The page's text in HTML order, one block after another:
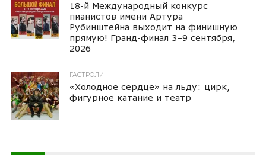
18-й Международный конкурс
пианистов имени Артура
Рубинштейна выходит на финишную
прямую! Гранд-финал 3–9 сентября,
2026
ГАСТРОЛИ
«Холодное сердце» на льду: цирк,
фигурное катание и театр